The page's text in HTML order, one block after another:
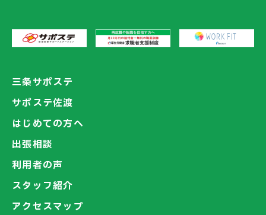
三条サポステ
サポステ佐渡
はじめての方へ
出張相談
利用者の声
スタッフ紹介
アクセスマップ